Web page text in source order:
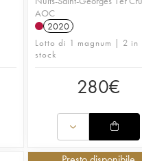
AOC
2020
Lotto di 1 magnum | 2 in
stock
280€